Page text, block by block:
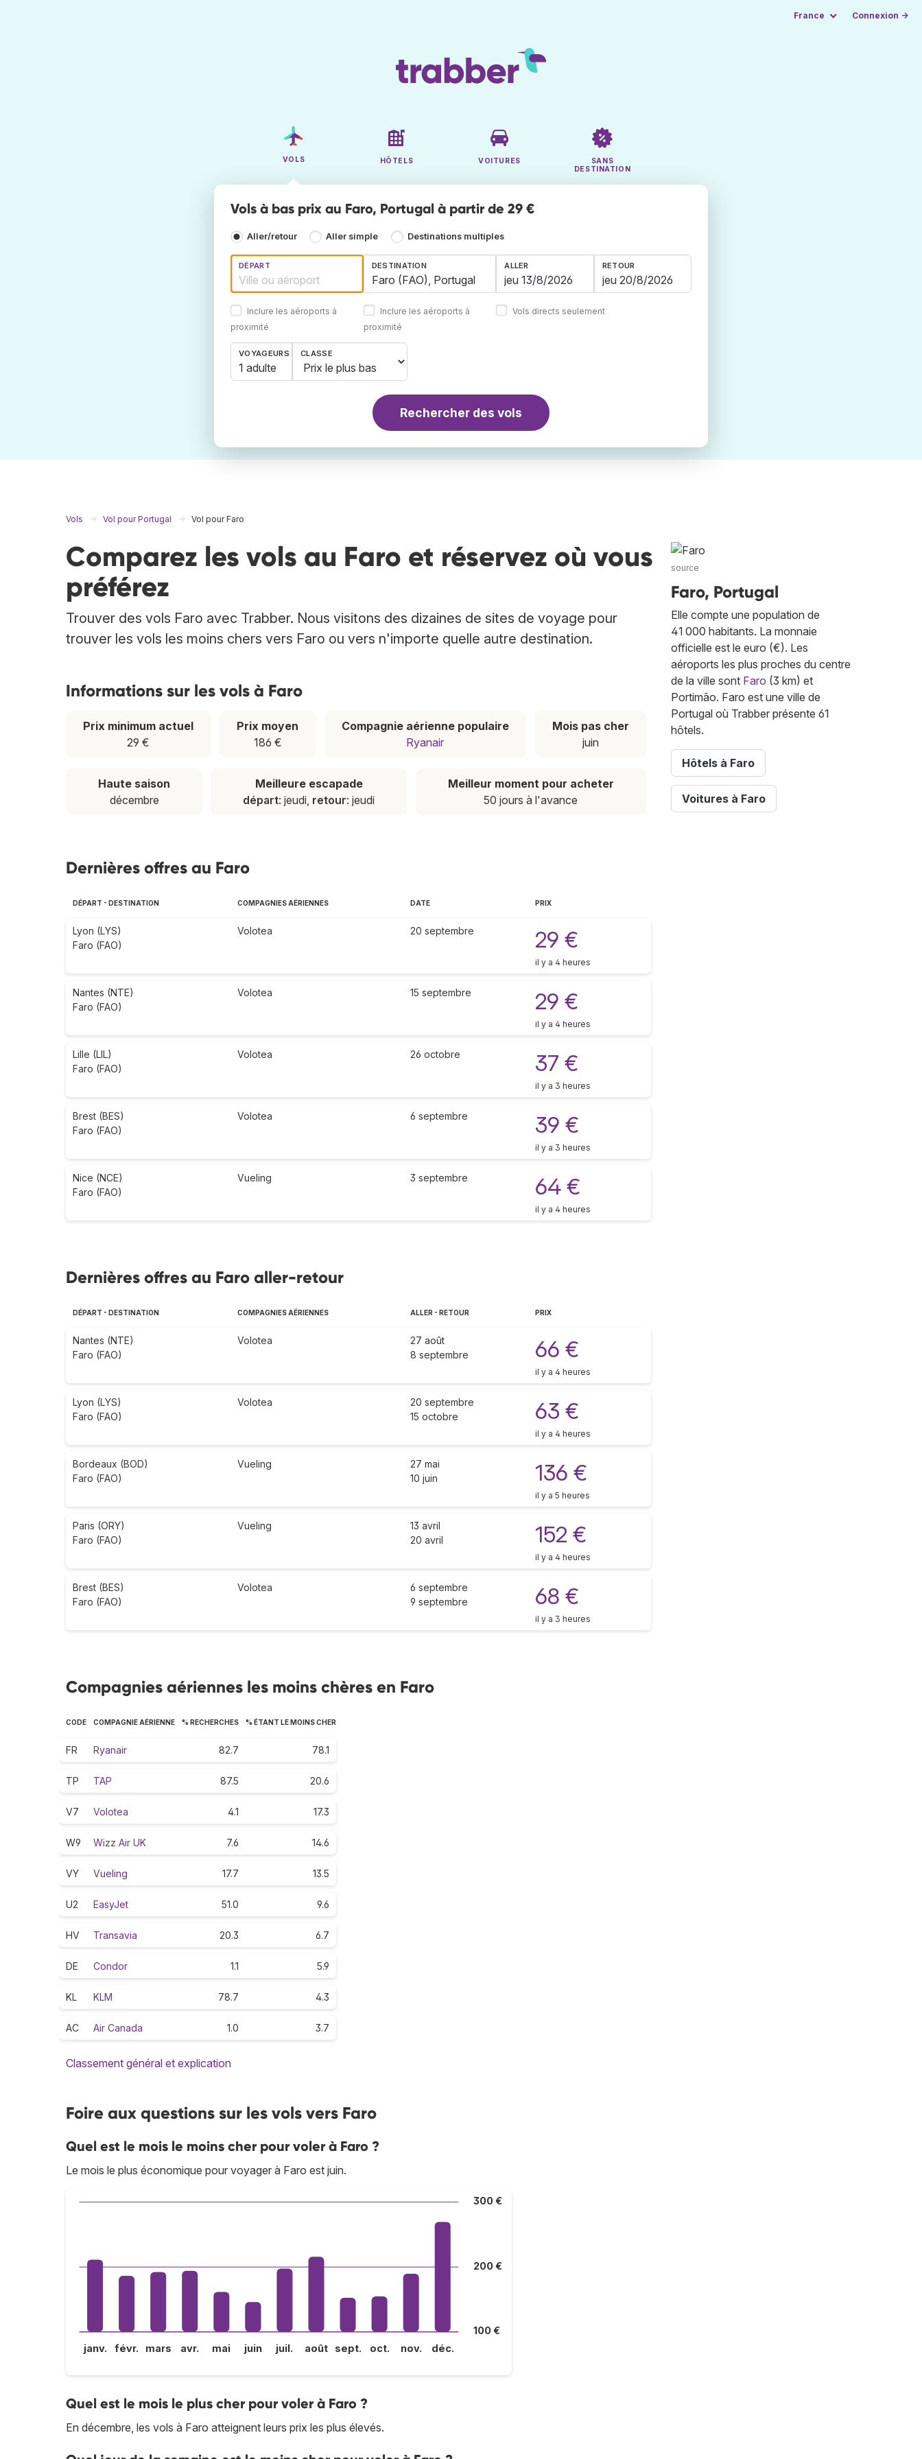
France Connexion →
VOLS HÔTELS VOITURES
SANS
DESTINATION
Vols à bas prix au Faro, Portugal à partir de 29 €
Aller/retour Aller simple Destinations multiples
DÉPART
Inclure les aéroports à
proximité
DESTINATION
Inclure les aéroports à
proximité
ALLER RETOUR
Vols directs seulement
VOYAGEURS
1 adulte
CLASSE
Rechercher des vols
Vols Vol pour Portugal Vol pour Faro
Comparez les vols au Faro et réservez où vous
préférez
Trouver des vols Faro avec Trabber. Nous visitons des dizaines de sites de voyage pour
trouver les vols les moins chers vers Faro ou vers n'importe quelle autre destination.
Informations sur les vols à Faro
Prix minimum actuel
29 €
Prix moyen
186 €
Compagnie aérienne populaire
Ryanair
Mois pas cher
juin
Haute saison
décembre
Meilleure escapade
départ: jeudi, retour: jeudi
Meilleur moment pour acheter
50 jours à l'avance
Dernières offres au Faro
DÉPART - DESTINATION COMPAGNIES AÉRIENNES DATE PRIX
Lyon (LYS)
Faro (FAO)
Volotea 20 septembre 29 €
il y a 4 heures
Nantes (NTE)
Faro (FAO)
Volotea 15 septembre 29 €
il y a 4 heures
Lille (LIL)
Faro (FAO)
Volotea 26 octobre 37 €
il y a 3 heures
Brest (BES)
Faro (FAO)
Volotea 6 septembre 39 €
il y a 3 heures
Nice (NCE)
Faro (FAO)
Vueling 3 septembre 64 €
il y a 4 heures
Dernières offres au Faro aller-retour
DÉPART - DESTINATION COMPAGNIES AÉRIENNES ALLER - RETOUR PRIX
Nantes (NTE)
Faro (FAO)
Volotea
27 août
8 septembre
66 €
il y a 4 heures
Lyon (LYS)
Faro (FAO)
Volotea
20 septembre
15 octobre
63 €
il y a 4 heures
Bordeaux (BOD)
Faro (FAO)
Vueling
27 mai
10 juin
136 €
il y a 5 heures
Paris (ORY)
Faro (FAO)
Vueling
13 avril
20 avril
152 €
il y a 4 heures
Brest (BES)
Faro (FAO)
Volotea
6 septembre
9 septembre
68 €
il y a 3 heures
Compagnies aériennes les moins chères en Faro
CODE COMPAGNIE AÉRIENNE % RECHERCHES % ÉTANT LE MOINS CHER
FR Ryanair 82.7 78.1
TP TAP 87.5 20.6
V7 Volotea 4.1 17.3
W9 Wizz Air UK 7.6 14.6
VY Vueling 17.7 13.5
U2 EasyJet 51.0 9.6
HV Transavia 20.3 6.7
DE Condor 1.1 5.9
KL KLM 78.7 4.3
AC Air Canada 1.0 3.7
Classement général et explication
Foire aux questions sur les vols vers Faro
Quel est le mois le moins cher pour voler à Faro ?
Le mois le plus économique pour voyager à Faro est juin.
100 €
200 €
300 €
janv. févr. mars avr. mai juin juil. août sept. oct. nov. déc.
Quel est le mois le plus cher pour voler à Faro ?
En décembre, les vols à Faro atteignent leurs prix les plus élevés.
source
Faro, Portugal
Elle compte une population de
41 000 habitants. La monnaie
officielle est le euro (€). Les
aéroports les plus proches du centre
de la ville sont Faro (3 km) et
Portimão. Faro est une ville de
Portugal où Trabber présente 61
hôtels.
Hôtels à Faro
Voitures à Faro